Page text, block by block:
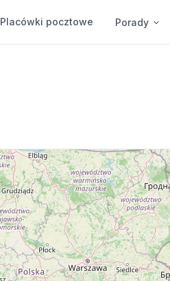
Placówki pocztowe Porady